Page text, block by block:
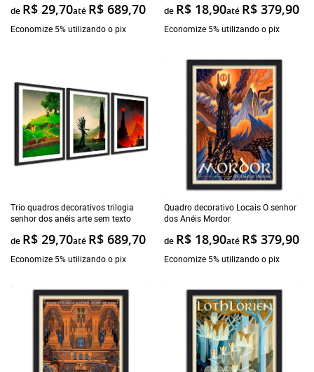
de R$ 29,70até R$ 689,70
Economize 5% utilizando o pix
de R$ 18,90até R$ 379,90
Economize 5% utilizando o pix
Trio quadros decorativos trilogia
senhor dos anéis arte sem texto
de R$ 29,70até R$ 689,70
Economize 5% utilizando o pix
Quadro decorativo Locais O senhor
dos Anéis Mordor
de R$ 18,90até R$ 379,90
Economize 5% utilizando o pix